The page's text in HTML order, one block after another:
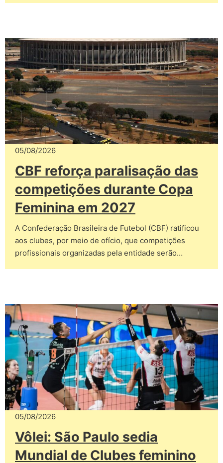
05/08/2026
CBF reforça paralisação das
competições durante Copa
Feminina em 2027
A Confederação Brasileira de Futebol (CBF) ratificou
aos clubes, por meio de ofício, que competições
profissionais organizadas pela entidade serão…
05/08/2026
Vôlei: São Paulo sedia
Mundial de Clubes feminino